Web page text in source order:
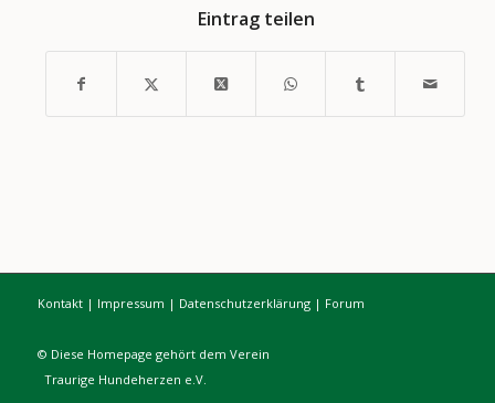
Eintrag teilen
Kontakt| Impressum | Datenschutzerklärung| Forum
© Diese Homepage gehört dem Verein
Traurige Hundeherzen e.V.